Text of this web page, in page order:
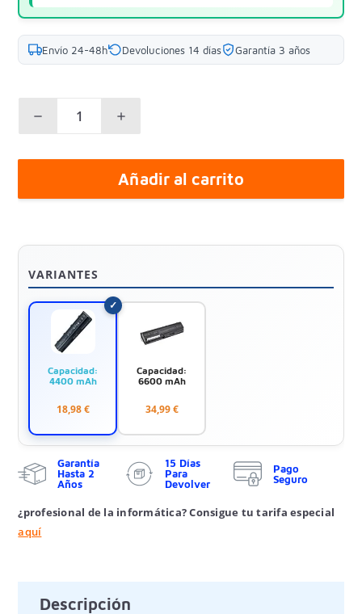
Envío 24-48h Devoluciones 14 días Garantía 3 años
Añadir al carrito
VARIANTES
Capacidad:
4400 mAh
18,98 €
Capacidad:
6600 mAh
34,99 €
Garantía
Hasta 2
Años
15 Días
Para
Devolver
Pago
Seguro
¿profesional de la informática? Consigue tu tarifa especial
aquí
Descripción